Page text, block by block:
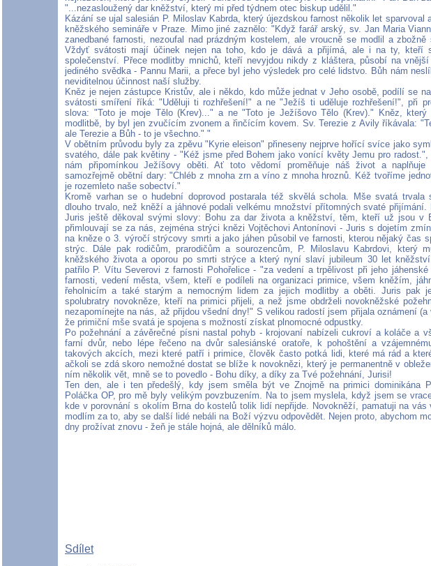
"...nezasloužený dar kněžství, který mi před týdnem otec biskup udělil."
Kázání se ujal salesián P. Miloslav Kabrda, který újezdskou farnost několik let sparvoval
kněžského semináře v Praze. Mimo jiné zaznělo: "Když farář arský, sv. Jan Maria
zanedbané farnosti, nezoufal nad prázdným kostelem, ale vroucně se modlil a
Vždyť svátosti mají účinek nejen na toho, kdo je dává a přijímá, ale i na ty, kteří
společenství. Přece modlitby mnichů, kteří nevyjdou nikdy z kláštera, působí na
jediného svědka - Pannu Marii, a přece byl jeho výsledek pro celé lidstvo. Bůh nám
neviditelnou účinnost naší služby.
Kněz je nejen zástupce Kristův, ale i někdo, kdo může jednat v Jeho osobě, podílí se
svátosti smíření říká: "Uděluji ti rozhřešení!" a ne "Ježíš ti uděluje rozhřešení!", při
slova: "Toto je moje Tělo (Krev)..." a ne "Toto je Ježíšovo Tělo (Krev)." Kněz,
modlitbě, by byl jen zvučícím zvonem a řinčícím kovem. Sv. Terezie z Avily říkávala:
ale Terezie a Bůh - to je všechno." "
V obětním průvodu byly za zpěvu "Kyrie eleison" přineseny nejprve hořící svíce jako
svatého, dále pak květiny - "Kéž jsme před Bohem jako vonící květy Jemu pro
nám připomínkou Ježíšovy oběti. Ať toto vědomí proměňuje náš život a
samozřejmě obětní dary: "Chléb z mnoha zrn a víno z mnoha hroznů. Kéž tvoříme
je rozemleto naše sobectví."
Kromě varhan se o hudební doprovod postarala též skvělá schola. Mše svatá trvala
dlouho trvalo, než kněží a jáhnové podali velkému množství přítomných svaté přijímání.
Juris ještě děkoval svými slovy: Bohu za dar života a kněžství, těm, kteří už jsou v
přimlouvají se za nás, zejména strýci knězi Vojtěchovi Antonínovi - Juris s dojetím
na kněze o 3. výročí strýcovy smrti a jako jáhen působil ve farnosti, kterou nějaký čas
strýc. Dále pak rodičům, prarodičům a sourozencům, P. Miloslavu Kabrdovi, který
kněžského života a oporou po smrti strýce a který nyní slaví jubileum 30 let
patřilo P. Vítu Severovi z farnosti Pohořelice - "za vedení a trpělivost při jeho
farnosti, vedení města, všem, kteří e podíleli na organizaci primice, všem kněžím,
řeholnicím a také starým a nemocným lidem za jejich modlitby a oběti. Juris pak
spolubratry novokněze, kteří na primici přijeli, a než jsme obdrželi novokněžské
nezapomínejte na nás, až přijdou všední dny!" S velikou radostí jsem přijala oznámení
že primiční mše svatá je spojena s možností získat plnomocné odpustky.
Po požehnání a závěrečné písni nastal pohyb - krojovaní nabízeli cukroví a koláče a
farní dvůr, nebo lépe řečeno na dvůr salesiánské oratoře, k pohoštění a
takových akcích, mezi které patří i primice, člověk často potká lidi, které má rád a
ačkoli se zdá skoro nemožné dostat se blíže k novoknězi, který je permanentně v
ním několik vět, mně se to povedlo - Bohu díky, a díky za Tvé požehnání, Jurisi!
Ten den, ale i ten předešlý, kdy jsem směla být ve Znojmě na primici dominikána
Poláčka OP, pro mě byly velikým povzbuzením. Na to jsem myslela, když jsem se
kde v porovnání s okolím Brna do kostelů tolik lidí nepřijde. Novokněží, pamatuji na
modlím za to, aby se další lidé nebáli na Boží výzvu odpovědět. Nejen proto, abychom
dny prožívat znovu - žeň je stále hojná, ale dělníků málo.
Sdílet